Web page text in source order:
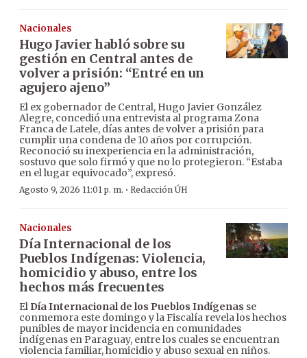
Nacionales
Hugo Javier habló sobre su
gestión en Central antes de
volver a prisión: “Entré en un
agujero ajeno”
El ex gobernador de Central, Hugo Javier González
Alegre, concedió una entrevista al programa Zona
Franca de Latele, días antes de volver a prisión para
cumplir una condena de 10 años por corrupción.
Reconoció su inexperiencia en la administración,
sostuvo que solo firmó y que no lo protegieron. “Estaba
en el lugar equivocado”, expresó.
Agosto 9, 2026 11:01 p. m. · Redacción ÚH
Nacionales
Día Internacional de los
Pueblos Indígenas: Violencia,
homicidio y abuso, entre los
hechos más frecuentes
El Día Internacional de los Pueblos Indígenas se
conmemora este domingo y la Fiscalía revela los hechos
punibles de mayor incidencia en comunidades
indígenas en Paraguay, entre los cuales se encuentran
violencia familiar, homicidio y abuso sexual en niños.